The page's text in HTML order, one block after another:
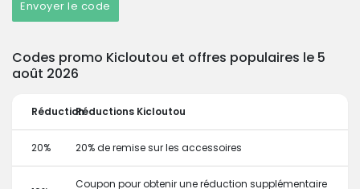
Envoyer le code
Codes promo Kicloutou et offres populaires le 5
août 2026
RéductionRéductions Kicloutou
20% 20% de remise sur les accessoires
Coupon pour obtenir une réduction supplémentaire